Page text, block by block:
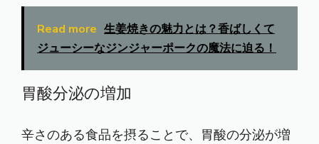
Read more 生姜焼きの魅力とは？香ばしくて
ジューシーなジンジャーポークの魔法に迫る！
胃酸分泌の増加
辛さのある食品を摂ることで、胃酸の分泌が増